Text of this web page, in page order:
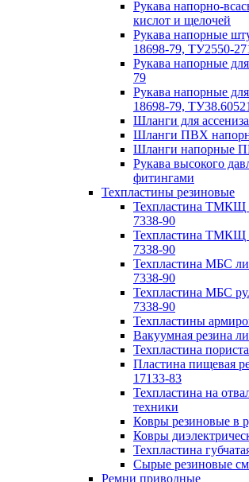
Рукава напорно-
кислот и щелочей
Рукава напорные
18698-79, ТУ2550-
Рукава напорные
79
Рукава напорные
18698-79,
Шланги для
Шланги ПВХ
Шланги напорные
Рукава высокого
фитингами
Техпластины резиновые
Техпластина ТМКЩ
7338-90
Техпластина ТМКЩ
7338-90
Техпластина МБС
7338-90
Техпластина МБС
7338-90
Техпластины
Вакуумная резина
Техпластина
Пластина пищевая
17133-83
Техпластина на
техники
Ковры резиновые в
Ковры
Техпластина
Сырые резиновые
Ремни приводные